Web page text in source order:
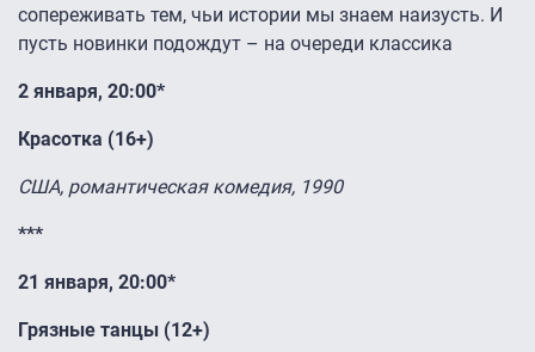
сопереживать тем, чьи истории мы знаем наизусть. И
пусть новинки подождут – на очереди классика
2 января, 20:00*
Красотка (16+)
США, романтическая комедия, 1990
***
21 января, 20:00*
Грязные танцы (12+)